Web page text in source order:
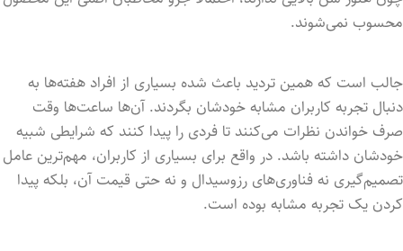
محسوب نمی‌شوند.
جالب است که همین تردید باعث شده بسیاری از افراد هفته‌ها به
دنبال تجربه کاربران مشابه خودشان بگردند. آن‌ها ساعت‌ها وقت
صرف خواندن نظرات می‌کنند تا فردی را پیدا کنند که شرایطی شبیه
خودشان داشته باشد. در واقع برای بسیاری از کاربران، مهم‌ترین عامل
تصمیم‌گیری نه فناوری‌های رزوسیدال و نه حتی قیمت آن، بلکه پیدا
کردن یک تجربه مشابه بوده است.